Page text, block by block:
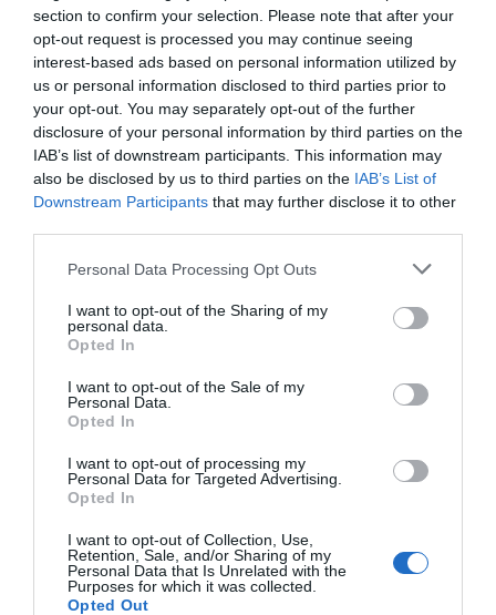
section to confirm your selection. Please note that after your
opt-out request is processed you may continue seeing
interest-based ads based on personal information utilized by
us or personal information disclosed to third parties prior to
your opt-out. You may separately opt-out of the further
disclosure of your personal information by third parties on the
IAB’s list of downstream participants. This information may
also be disclosed by us to third parties on the IAB’s List of
Downstream Participants that may further disclose it to other
Personal Data Processing Opt Outs
I want to opt-out of the Sharing of my
personal data.
Opted In
I want to opt-out of the Sale of my
Personal Data.
Opted In
I want to opt-out of processing my
Personal Data for Targeted Advertising.
Opted In
I want to opt-out of Collection, Use,
Retention, Sale, and/or Sharing of my
Personal Data that Is Unrelated with the
Purposes for which it was collected.
Opted Out
Índex
Peloton
El ejercicio 2021 (el año fiscal de Peloton empieza
en julio y acaba en junio) fue el primer año completo en
que los resultados de la empresa se vieron marcados
por la pandemia. La compañía venía con el buen viento
de cola del último trimestre de 2020 (entre abril y
junio), cuando el confinamiento supuso un
verdaderoboomdel entrenamiento en el hogar.
Añadir 2Playbookcomo fuente preferida de Google
ACTIVAR AHORA
Compartir
Imprimir
Publicidad